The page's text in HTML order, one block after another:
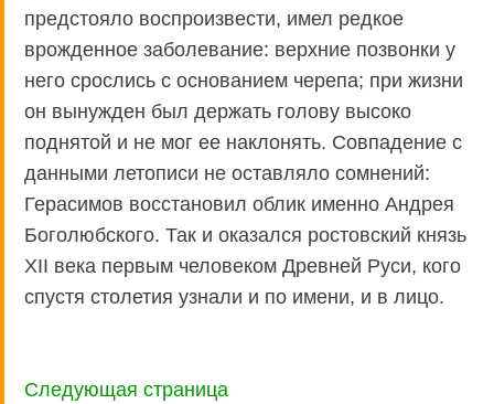
предстояло воспроизвести, имел редкое
врожденное заболевание: верхние позвонки у
него срослись с основанием черепа; при жизни
он вынужден был держать голову высоко
поднятой и не мог ее наклонять. Совпадение с
данными летописи не оставляло сомнений:
Герасимов восстановил облик именно Андрея
Боголюбского. Так и оказался ростовский князь
XII века первым человеком Древней Руси, кого
спустя столетия узнали и по имени, и в лицо.
Следующая страница